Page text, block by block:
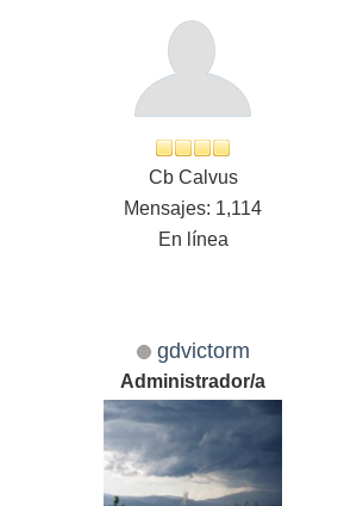
Cb Calvus
Mensajes: 1,114
En línea
gdvictorm
Administrador/a